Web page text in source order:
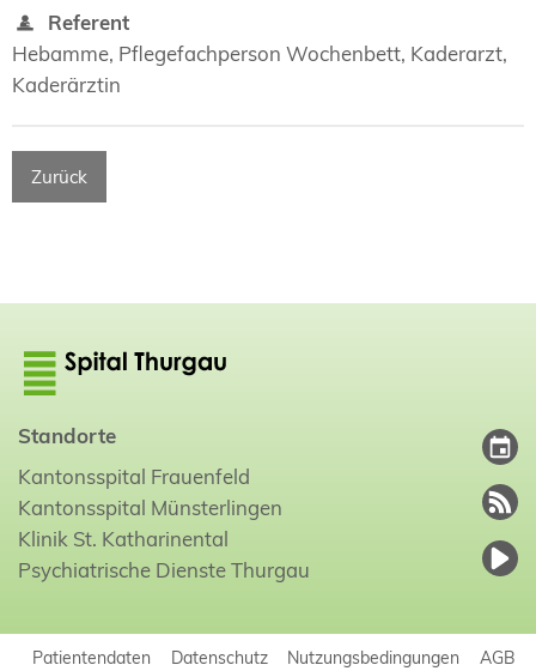
Referent
Hebamme, Pflegefachperson Wochenbett, Kaderarzt,
Kaderärztin
Zurück
Standorte
Kantonsspital Frauenfeld
Kantonsspital Münsterlingen
Klinik St. Katharinental
Psychiatrische Dienste Thurgau
Patientendaten Datenschutz Nutzungsbedingungen AGB